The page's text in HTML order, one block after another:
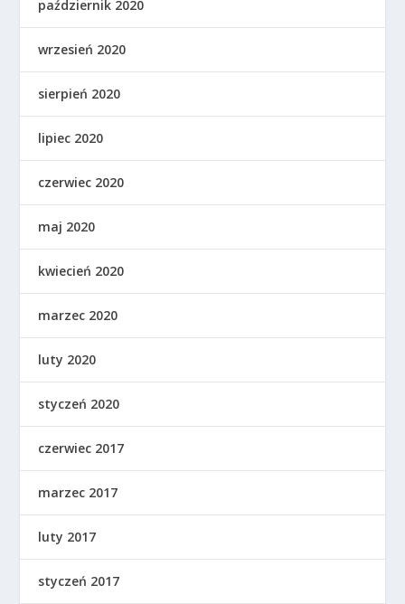
październik 2020
wrzesień 2020
sierpień 2020
lipiec 2020
czerwiec 2020
maj 2020
kwiecień 2020
marzec 2020
luty 2020
styczeń 2020
czerwiec 2017
marzec 2017
luty 2017
styczeń 2017